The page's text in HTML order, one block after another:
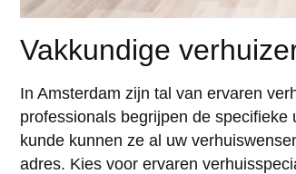
Vakkundige
In Amsterdam zijn tal van ervaren
professionals begrijpen de
kunde kunnen ze al uw
adres. Kies voor ervaren